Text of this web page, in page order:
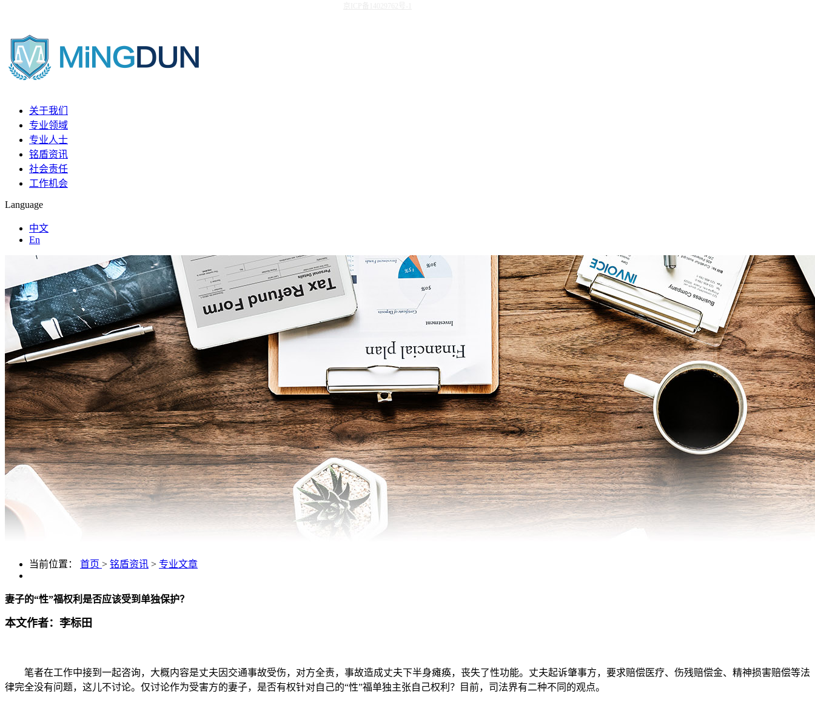
关于我们
专业领域
专业人士
铭盾资讯
社会责任
工作机会
Language
中文
En
当前位置： 首页 > 铭盾资讯 > 专业文章
妻子的“性”福权利是否应该受到单独保护？
本文作者：李标田
笔者在工作中接到一起咨询，大概内容是丈夫因交通事故受伤，对方全责，事故造成丈夫下半身瘫痪，丧失了性功能。丈夫起诉肇事方，要求赔偿医疗、伤残赔偿金、精神损害赔偿等法
律完全没有问题，这儿不讨论。仅讨论作为受害方的妻子，是否有权针对自己的“性”福单独主张自己权利？目前，司法界有二种不同的观点。